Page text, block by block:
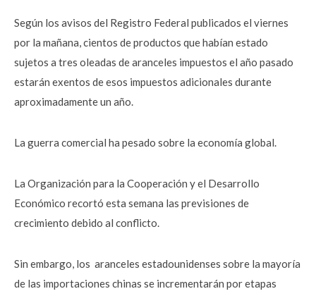
Según los avisos del Registro Federal publicados el viernes
por la mañana, cientos de productos que habían estado
sujetos a tres oleadas de aranceles impuestos el año pasado
estarán exentos de esos impuestos adicionales durante
aproximadamente un año.
La guerra comercial ha pesado sobre la economía global.
La Organización para la Cooperación y el Desarrollo
Económico recortó esta semana las previsiones de
crecimiento debido al conflicto.
Sin embargo, los aranceles estadounidenses sobre la mayoría
de las importaciones chinas se incrementarán por etapas